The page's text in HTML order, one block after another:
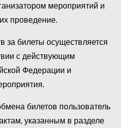
мероприятий и
проведение.
за билеты осуществляется
с действующим
Федерации и
билетов пользователь
указанным в разделе